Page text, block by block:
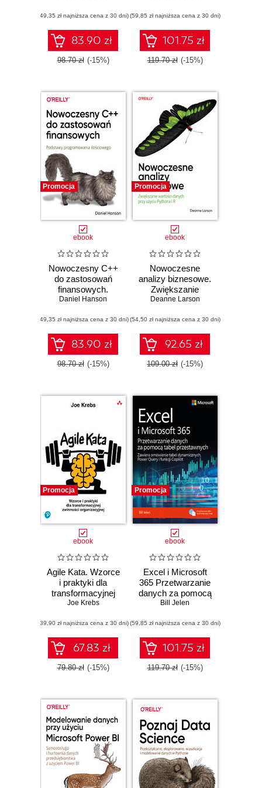
(49,35 zł najniższa cena z 30 dni)
83.90 zł
98.70 zł (-15%)
(59,85 zł najniższa cena z 30 dni)
101.75 zł
119.70 zł (-15%)
Promocja
ebook
Nowoczesny C++
do zastosowań
finansowych.
Podstawy
ilościowego
Daniel Hanson
(49,35 zł najniższa cena z 30 dni)
83.90 zł
98.70 zł (-15%)
Promocja
ebook
Nowoczesne
analizy biznesowe.
Zwiększanie
wartości danych
Pythona i R
Deanne Larson
(54,50 zł najniższa cena z 30 dni)
92.65 zł
109.00 zł (-15%)
Promocja
ebook
Agile Kata. Wzorce
i praktyki dla
transformacyjnej
zwinności
Joe Krebs
(39,90 zł najniższa cena z 30 dni)
67.83 zł
79.80 zł (-15%)
Promocja
ebook
Excel i Microsoft
365 Przetwarzanie
danych za pomocą
tabel
Zawiera omówienie
tabel
dynamicznych,
Power Query i
funkcji Copilot
Bill Jelen
(59,85 zł najniższa cena z 30 dni)
101.75 zł
119.70 zł (-15%)